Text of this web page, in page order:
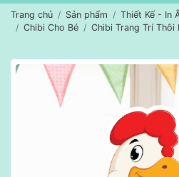
Trang chủ Sản phẩm
Thiết Kế - In
Chibi Cho Bé
Chibi Trang Trí